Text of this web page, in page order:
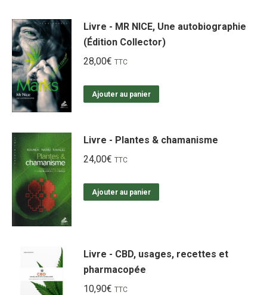
Livre - MR NICE, Une autobiographie
(Édition Collector)
28,00€ TTC
Ajouter au panier
Livre - Plantes & chamanisme
24,00€ TTC
Ajouter au panier
Livre - CBD, usages, recettes et
pharmacopée
10,90€ TTC